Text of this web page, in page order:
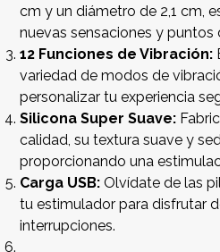
cm y un diámetro de 2,1 cm,
nuevas sensaciones y puntos
12 Funciones de Vibración:
variedad de modos de
personalizar tu experiencia
Silicona Super Suave:
calidad, su textura suave y
proporcionando una
Carga USB: Olvídate de las
tu estimulador para disfrutar
interrupciones.